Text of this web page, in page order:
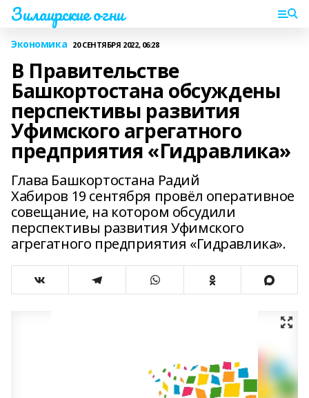
Зилаирские огни
Экономика 20 СЕНТЯБРЯ 2022, 06:28
В Правительстве
Башкортостана обсуждены
перспективы развития
Уфимского агрегатного
предприятия «Гидравлика»
Глава Башкортостана Радий
Хабиров 19 сентября провёл оперативное
совещание, на котором обсудили
перспективы развития Уфимского
агрегатного предприятия «Гидравлика».